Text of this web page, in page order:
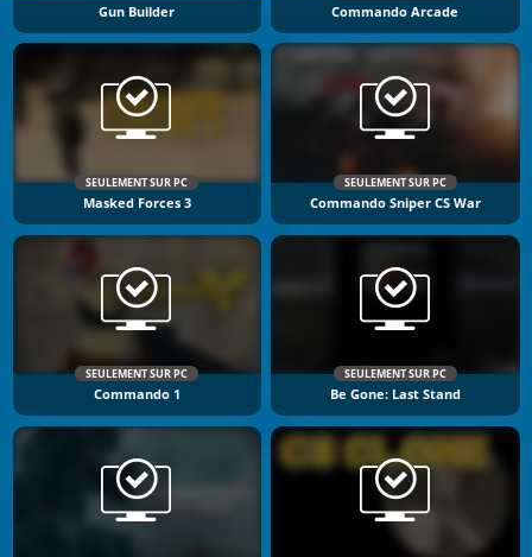
Gun Builder Commando Arcade
SEULEMENT SUR PC
Masked Forces 3
SEULEMENT SUR PC
Commando Sniper CS War
SEULEMENT SUR PC
Commando 1
SEULEMENT SUR PC
Be Gone: Last Stand